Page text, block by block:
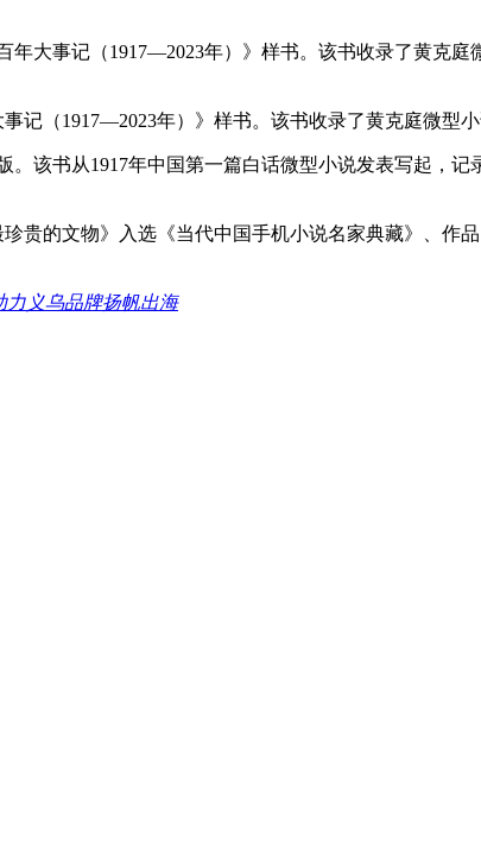
大事记（1917—2023年）》样书。该书收录了黄克
记（1917—2023年）》样书。该书收录了黄克庭微型小
。该书从1917年中国第一篇白话微型小说发表写起，
贵的文物》入选《当代中国手机小说名家典藏》、作
力义乌品牌扬帆出海